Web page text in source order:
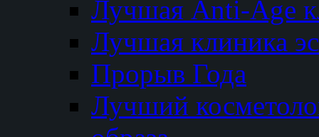
Лучшая Anti-Age
Лучшая клиника
Прорыв Года
Лучший